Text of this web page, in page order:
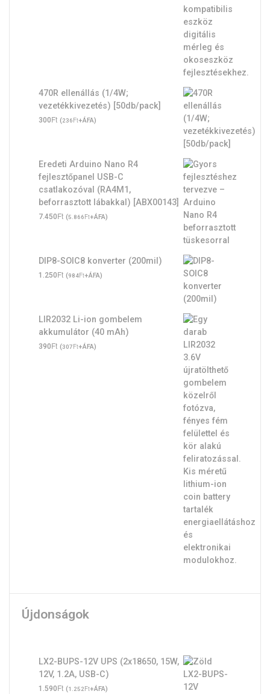
470R ellenállás (1/4W;
vezetékkivezetés) [50db/pack]
300Ft (236Ft+ÁFA)
Eredeti Arduino Nano R4
fejlesztőpanel USB-C
csatlakozóval (RA4M1,
beforrasztott lábakkal) [ABX00143]
7.450Ft (5.866Ft+ÁFA)
DIP8-SOIC8 konverter (200mil)
1.250Ft (984Ft+ÁFA)
LIR2032 Li-ion gombelem
akkumulátor (40 mAh)
390Ft (307Ft+ÁFA)
Újdonságok
LX2-BUPS-12V UPS (2x18650, 15W,
12V, 1.2A, USB-C)
1.590Ft (1.252Ft+ÁFA)